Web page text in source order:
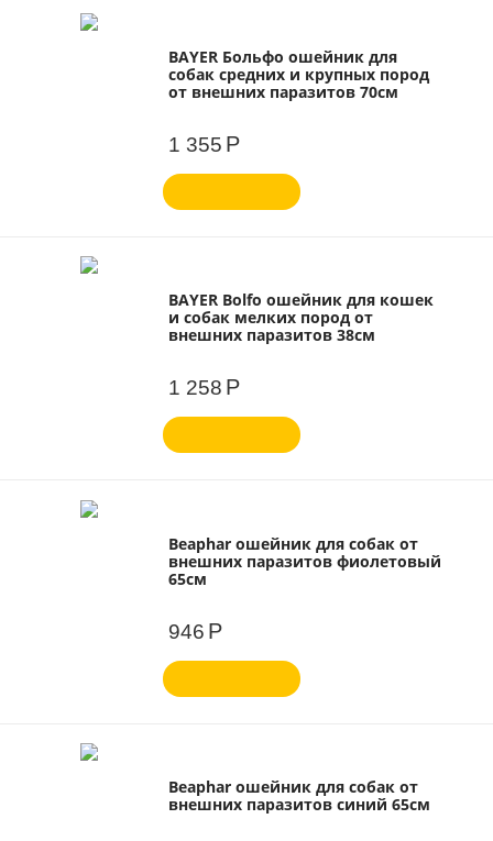
BAYER Больфо ошейник для
собак средних и крупных пород
от внешних паразитов 70см
1 355 Р
BAYER Bolfo ошейник для кошек
и собак мелких пород от
внешних паразитов 38см
1 258 Р
Beaphar ошейник для собак от
внешних паразитов фиолетовый
65см
946 Р
Beaphar ошейник для собак от
внешних паразитов синий 65см